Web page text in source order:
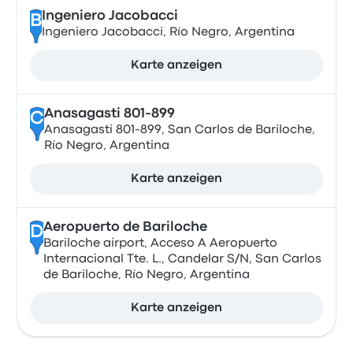
B Ingeniero Jacobacci
Ingeniero Jacobacci, Río Negro, Argentina
Karte anzeigen
CAnasagasti 801-899
Anasagasti 801-899, San Carlos de Bariloche,
Río Negro, Argentina
Karte anzeigen
DAeropuerto de Bariloche
Bariloche airport, Acceso A Aeropuerto
Internacional Tte. L., Candelar S/N, San Carlos
de Bariloche, Río Negro, Argentina
Karte anzeigen